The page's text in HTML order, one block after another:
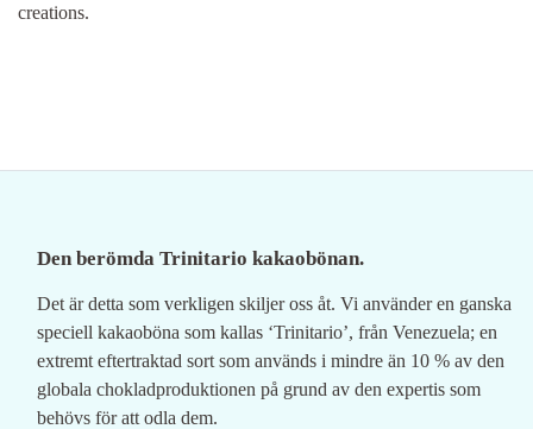
creations.
Den berömda Trinitario kakaobönan.
Det är detta som verkligen skiljer oss åt. Vi använder en ganska
speciell kakaoböna som kallas ‘Trinitario’, från Venezuela; en
extremt eftertraktad sort som används i mindre än 10 % av den
globala chokladproduktionen på grund av den expertis som
behövs för att odla dem.